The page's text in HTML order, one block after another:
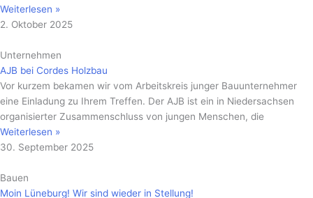
Weiterlesen »
2. Oktober 2025
Unternehmen
AJB bei Cordes Holzbau
Vor kurzem bekamen wir vom Arbeitskreis junger Bauunternehmer
eine Einladung zu Ihrem Treffen. Der AJB ist ein in Niedersachsen
organisierter Zusammenschluss von jungen Menschen, die
Weiterlesen »
30. September 2025
Bauen
Moin Lüneburg! Wir sind wieder in Stellung!